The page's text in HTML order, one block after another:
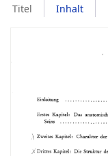
Titel Inhalt